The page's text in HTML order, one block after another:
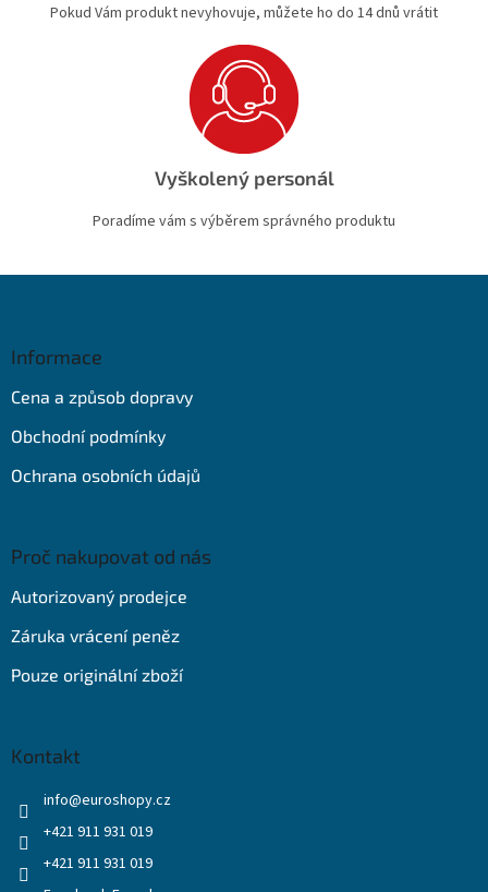
Pokud Vám produkt nevyhovuje, můžete ho do 14 dnů vrátit
Vyškolený personál
Poradíme vám s výběrem správného produktu
Informace
Cena a způsob dopravy
Obchodní podmínky
Ochrana osobních údajů
Proč nakupovat od nás
Autorizovaný prodejce
Záruka vrácení peněz
Pouze originální zboží
Kontakt
info@euroshopy.cz
+421 911 931 019
+421 911 931 019